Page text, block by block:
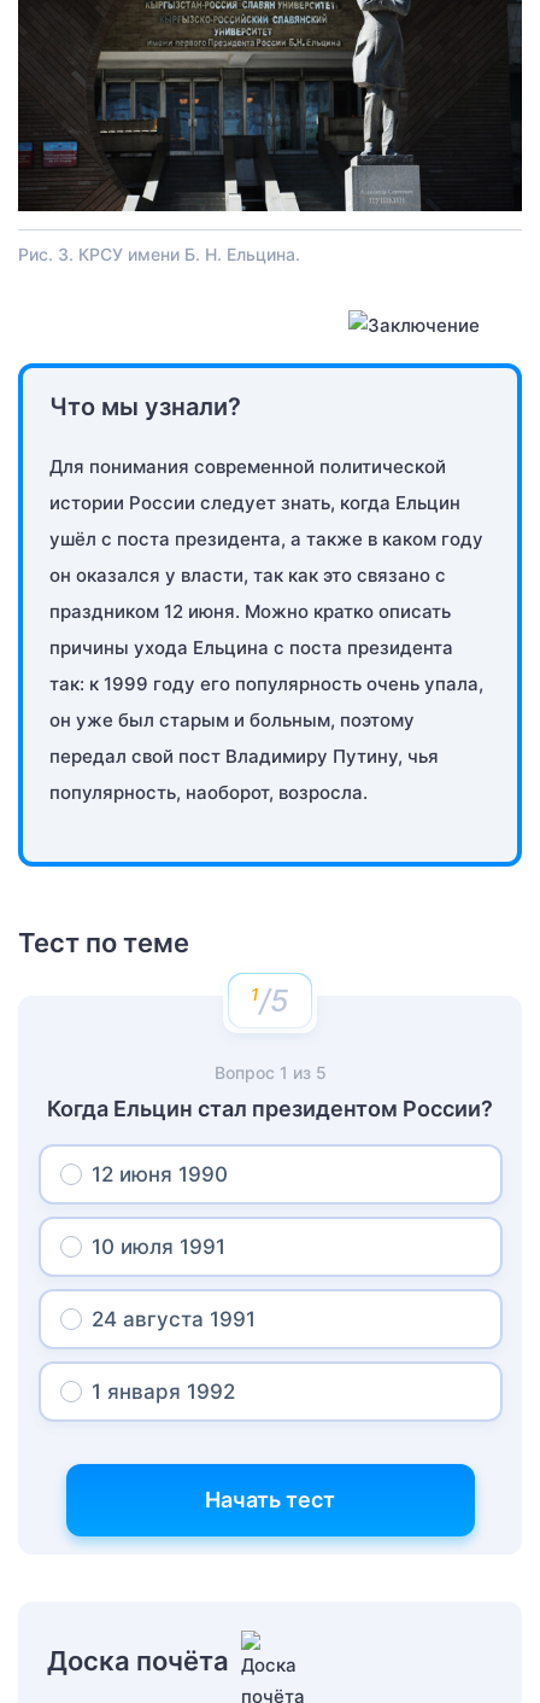
Рис. 3. КРСУ имени Б. Н. Ельцина.
Что мы узнали?
Для понимания современной политической
истории России следует знать, когда Ельцин
ушёл с поста президента, а также в каком году
он оказался у власти, так как это связано с
праздником 12 июня. Можно кратко описать
причины ухода Ельцина с поста президента
так: к 1999 году его популярность очень упала,
он уже был старым и больным, поэтому
передал свой пост Владимиру Путину, чья
популярность, наоборот, возросла.
Тест по теме
/5
Вопрос 1 из 5
Когда Ельцин стал президентом России?
12 июня 1990
10 июля 1991
24 августа 1991
1 января 1992
Начать тест
Доска почёта